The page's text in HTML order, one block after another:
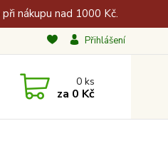
nákupu nad 1000 Kč.
Přihlášení
0ks
za 0 Kč